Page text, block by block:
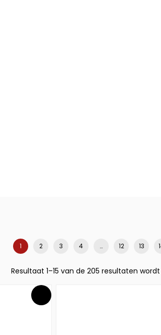
1 2 3 4 … 12 13
Resultaat 1–15 van de 205 resultaten